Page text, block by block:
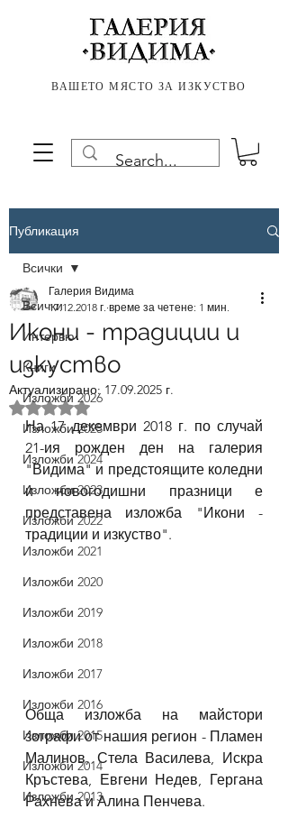
ВАШЕТО МЯСТО ЗА ИЗКУСТВО
Публикация
Всички
Интервю
Книги
Изложби 2026
Изложби 2025
Изложби 2024
Изложби 2023
Изложби 2022
Изложби 2021
Изложби 2020
Изложби 2019
Изложби 2018
Изложби 2017
Изложби 2016
Изложби 2015
Изложби 2014
Изложби 2013
Всички
Икони - традиции и
изкуство
Галерия Видима
17.12.2018 г. време за четене: 1 мин.
Актуализирано: 17.09.2025 г.
Оценено с NaN от 5 звезди.
На 17 декември 2018 г. по случай
21-ия рожден ден на галерия
"Видима" и предстоящите коледни
и новогодишни празници е
представена изложба "Икони -
традиции и изкуство".
Обща изложба на майстори
зографи от нашия регион - Пламен
Малинов, Стела Василева, Искра
Кръстева, Евгени Недев, Гергана
Рахнева и Алина Пенчева.